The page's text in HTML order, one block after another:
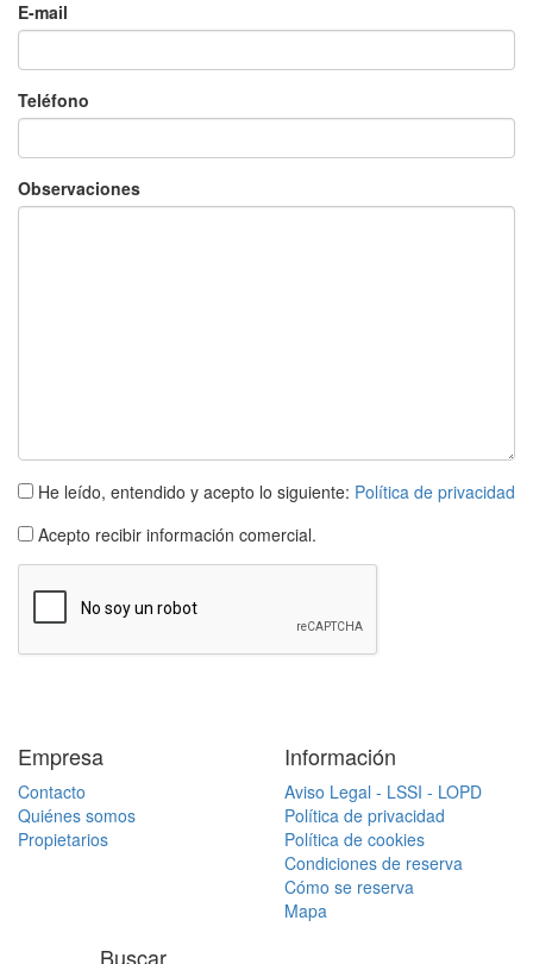
E-mail
Teléfono
Observaciones
He leído, entendido y acepto lo siguiente: Política de privacidad
Acepto recibir información comercial.
Empresa
Contacto
Quiénes somos
Propietarios
Información
Aviso Legal - LSSI - LOPD
Política de privacidad
Política de cookies
Condiciones de reserva
Cómo se reserva
Mapa
Buscar